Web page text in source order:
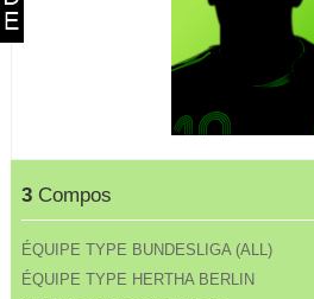
3 Compos
ÉQUIPE TYPE BUNDESLIGA (ALL)
ÉQUIPE TYPE HERTHA BERLIN